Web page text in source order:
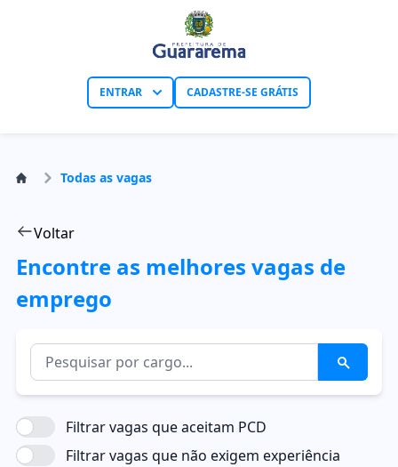
ENTRAR CADASTRE-SE GRÁTIS
Todas as vagas
Voltar
Encontre as melhores vagas de
emprego
Filtrar vagas que aceitam PCD
Filtrar vagas que não exigem experiência